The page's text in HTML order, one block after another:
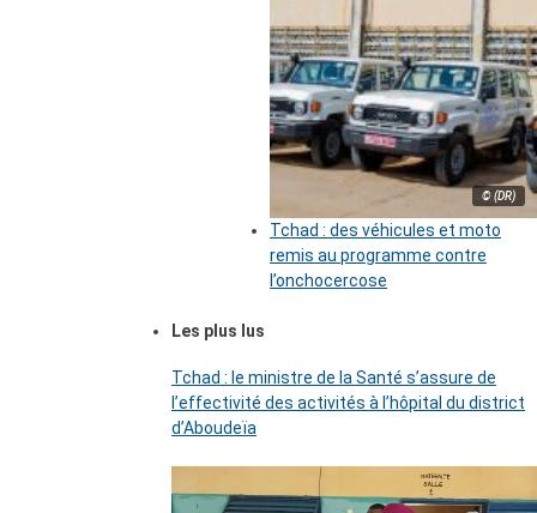
© (DR)
Tchad : des véhicules et moto
remis au programme contre
l’onchocercose
Les plus lus
Tchad : le ministre de la Santé s’assure de
l’effectivité des activités à l’hôpital du district
d’Aboudeïa